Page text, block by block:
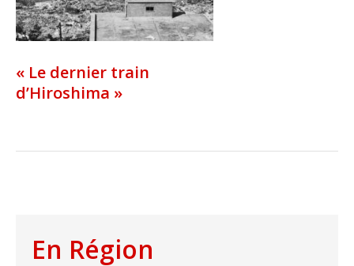
« Le dernier train
d’Hiroshima »
En Région